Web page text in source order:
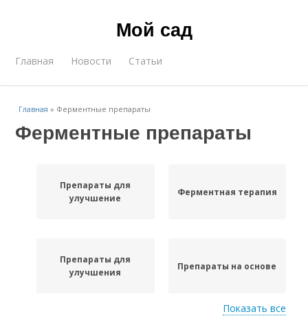
Мой сад
Главная Новости Статьи
Главная » Ферментные препараты
Ферментные препараты
Препараты для
улучшение
Ферментная терапия
Препараты для
улучшения
Препараты на основе
Показать все